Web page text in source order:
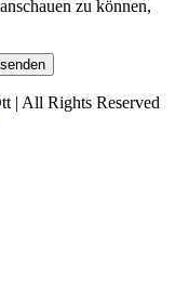
zu können,
| All Rights Reserved